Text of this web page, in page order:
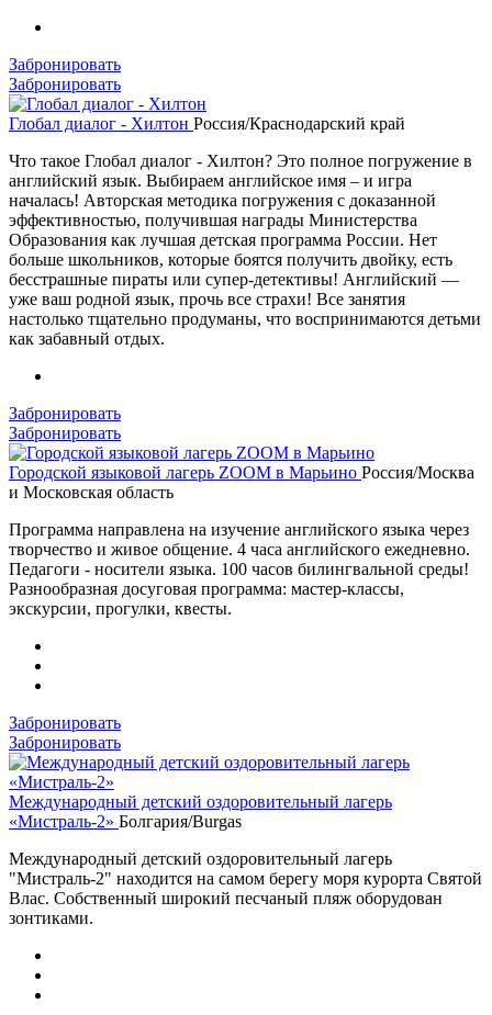
Забронировать
Забронировать
Глобал диалог - Хилтон Россия/Краснодарский край
Что такое Глобал диалог - Хилтон? Это полное погружение в
английский язык. Выбираем английское имя – и игра
началась! Авторская методика погружения с доказанной
эффективностью, получившая награды Министерства
Образования как лучшая детская программа России. Нет
больше школьников, которые боятся получить двойку, есть
бесстрашные пираты или супер-детективы! Английский —
уже ваш родной язык, прочь все страхи! Все занятия
настолько тщательно продуманы, что воспринимаются детьми
как забавный отдых.
Забронировать
Забронировать
Городской языковой лагерь ZOOM в Марьино Россия/Москва
и Московская область
Программа направлена на изучение английского языка через
творчество и живое общение. 4 часа английского ежедневно.
Педагоги - носители языка. 100 часов билингвальной среды!
Разнообразная досуговая программа: мастер-классы,
экскурсии, прогулки, квесты.
Забронировать
Забронировать
Международный детский оздоровительный лагерь
«Мистраль-2» Болгария/Burgas
Международный детский оздоровительный лагерь
"Мистраль-2" находится на самом берегу моря курорта Святой
Влас. Собственный широкий песчаный пляж оборудован
зонтиками.